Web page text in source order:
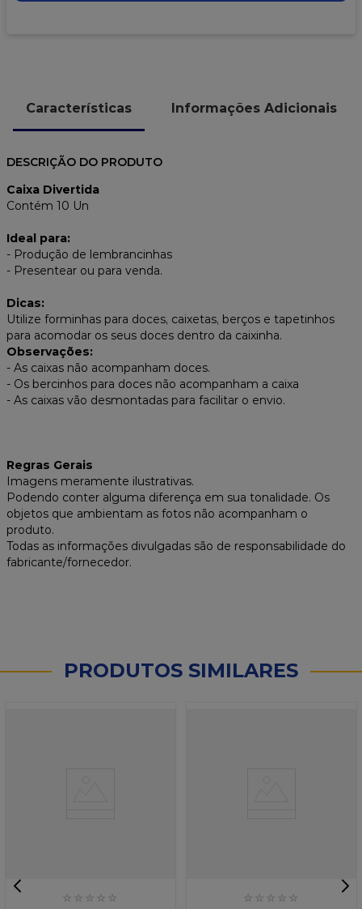
Características Informações Adicionais
DESCRIÇÃO DO PRODUTO
Caixa Divertida
Contém 10 Un
Ideal para:
- Produção de lembrancinhas
- Presentear ou para venda.
Dicas:
Utilize forminhas para doces, caixetas, berços e tapetinhos
para acomodar os seus doces dentro da caixinha.
Observações:
- As caixas não acompanham doces.
- Os bercinhos para doces não acompanham a caixa
- As caixas vão desmontadas para facilitar o envio.
Regras Gerais
Imagens meramente ilustrativas.
Podendo conter alguma diferença em sua tonalidade. Os
objetos que ambientam as fotos não acompanham o
produto.
Todas as informações divulgadas são de responsabilidade do
fabricante/fornecedor.
PRODUTOS SIMILARES
☆ ☆ ☆ ☆ ☆ ☆ ☆ ☆ ☆ ☆